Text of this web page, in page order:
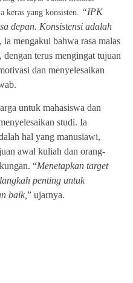
keras yang konsisten. “IPK
depan. Konsistensi adalah
mengakui bahwa rasa malas
terus mengingat tujuan
dan menyelesaikan
untuk mahasiswa dan
studi. Ia
hal yang manusiawi,
awal kuliah dan orang-
“Menetapkan target
penting untuk
baik, ” ujarnya.